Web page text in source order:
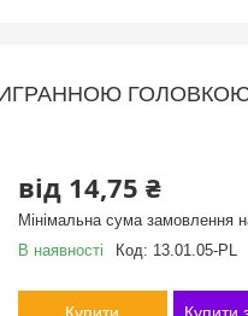
ГОЛОВКОЮ
від 14,75 ₴
Мінімальна сума замовлення
В наявності
Код: 13.01.05-PL